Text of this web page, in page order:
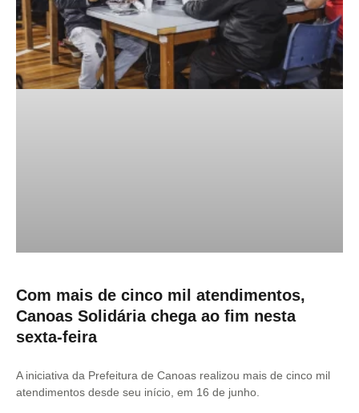
Com mais de cinco mil atendimentos,
Canoas Solidária chega ao fim nesta
sexta-feira
A iniciativa da Prefeitura de Canoas realizou mais de cinco mil
atendimentos desde seu início, em 16 de junho.